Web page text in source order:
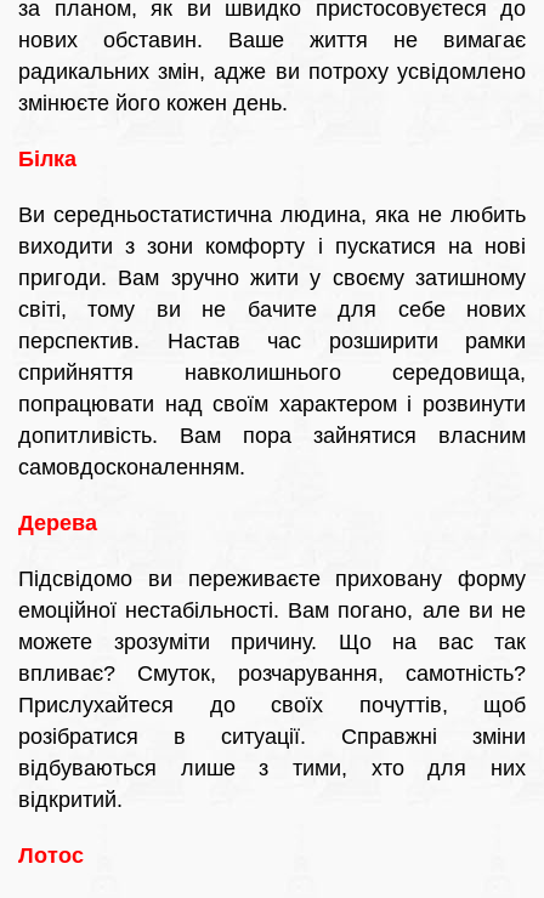
за планом, як ви швидко пристосовуєтеся до
нових обставин. Ваше життя не вимагає
радикальних змін, адже ви потроху усвідомлено
змінюєте його кожен день.
Білка
Ви середньостатистична людина, яка не любить
виходити з зони комфорту і пускатися на нові
пригоди. Вам зручно жити у своєму затишному
світі, тому ви не бачите для себе нових
перспектив. Настав час розширити рамки
сприйняття навколишнього середовища,
попрацювати над своїм характером і розвинути
допитливість. Вам пора зайнятися власним
самовдосконаленням.
Дерева
Підсвідомо ви переживаєте приховану форму
емоційної нестабільності. Вам погано, але ви не
можете зрозуміти причину. Що на вас так
впливає? Смуток, розчарування, самотність?
Прислухайтеся до своїх почуттів, щоб
розібратися в ситуації. Справжні зміни
відбуваються лише з тими, хто для них
відкритий.
Лотос